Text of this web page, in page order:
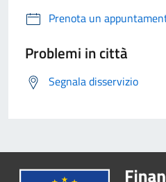
Prenota un
Problemi in città
Segnala disservizio